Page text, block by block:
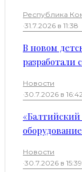
Республика
·31.7.2026 в 11:38
В новом
разработали
Новости
·30.7.2026 в
«Балтийский
Новости
·30.7.2026 в 15:39